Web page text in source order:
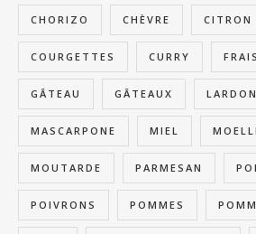
CHORIZO CHÈVRE CITRON
COURGETTES CURRY
GÂTEAU GÂTEAUX
MASCARPONE MIEL
MOUTARDE PARMESAN
POIVRONS POMMES